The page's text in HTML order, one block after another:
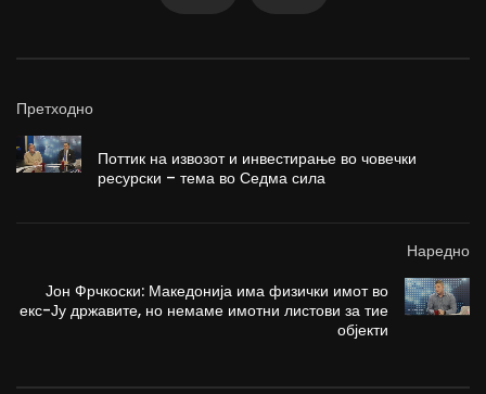
Претходно
Поттик на извозот и инвестирање во човечки
ресурски – тема во Седма сила
Наредно
Јон Фрчкоски: Македонија има физички имот во
екс-Ју државите, но немаме имотни листови за тие
објекти